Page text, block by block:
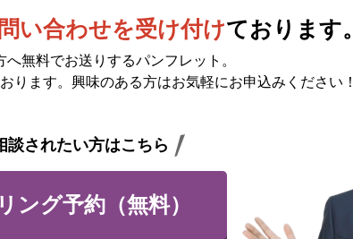
い合わせを受け付けております。
へ無料でお送りするパンフレット。
ります。興味のある方はお気軽にお申込みください！
談されたい方はこちら
ング予約（無料）